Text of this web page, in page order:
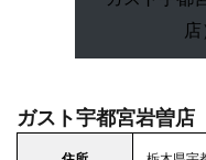
13.1
ガスト
ガスト宇都宮岩曽店